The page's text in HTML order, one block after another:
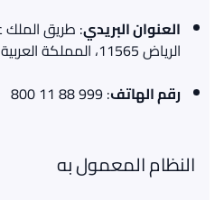
العنوان البريدي: طريق الملك
الرياض 11565، المملكة العربية السعودية
رقم الهاتف: 999 88 11 800
النظام المعمول به